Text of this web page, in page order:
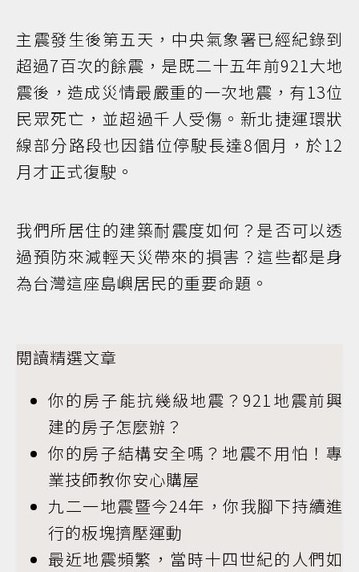
主震發生後第五天，中央氣象署已經紀錄到
超過7百次的餘震，是既二十五年前921大地
震後，造成災情最嚴重的一次地震，有13位
民眾死亡，並超過千人受傷。新北捷運環狀
線部分路段也因錯位停駛長達8個月，於12
月才正式復駛。
我們所居住的建築耐震度如何？是否可以透
過預防來減輕天災帶來的損害？這些都是身
為台灣這座島嶼居民的重要命題。
閱讀精選文章
你的房子能抗幾級地震？921地震前興
建的房子怎麼辦？
你的房子結構安全嗎？地震不用怕！專
業技師教你安心購屋
九二一地震暨今24年，你我腳下持續進
行的板塊擠壓運動
最近地震頻繁，當時十四世紀的人們如